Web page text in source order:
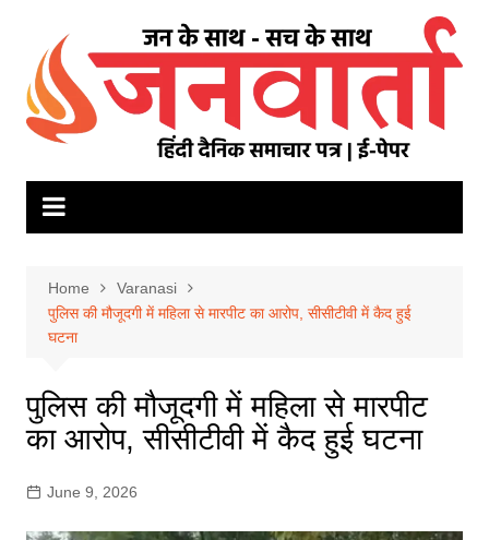
content
Home
Varanasi
पुलिस की मौजूदगी में महिला से मारपीट का आरोप, सीसीटीवी में कैद हुई
घटना
पुलिस की मौजूदगी में महिला से मारपीट
का आरोप, सीसीटीवी में कैद हुई घटना
June 9, 2026